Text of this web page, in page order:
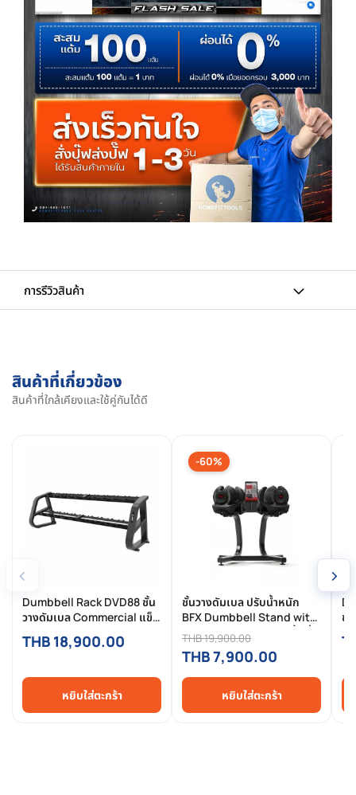
การรีวิวสินค้า
สินค้าที่เกี่ยวข้อง
สินค้าที่ใกล้เคียงและใช้คู่กันได้ดี
‹
Dumbbell Rack DVD88 ชั้น
วางดัมเบล Commercial แข็ง
แรง จัดระเบียบฟิตเนสอย่าง
มืออาชีพ
THB 18,900.00
หยิบใส่ตะกร้า
-60%
ชั้นวางดัมเบล ปรับน้ำหนัก
BFX Dumbbell Stand with
Rack แข็งแรง ประหยัดพื้นที่ -
Johnson
THB 19,900.00
THB 7,900.00
หยิบใส่ตะกร้า
ชั้
›